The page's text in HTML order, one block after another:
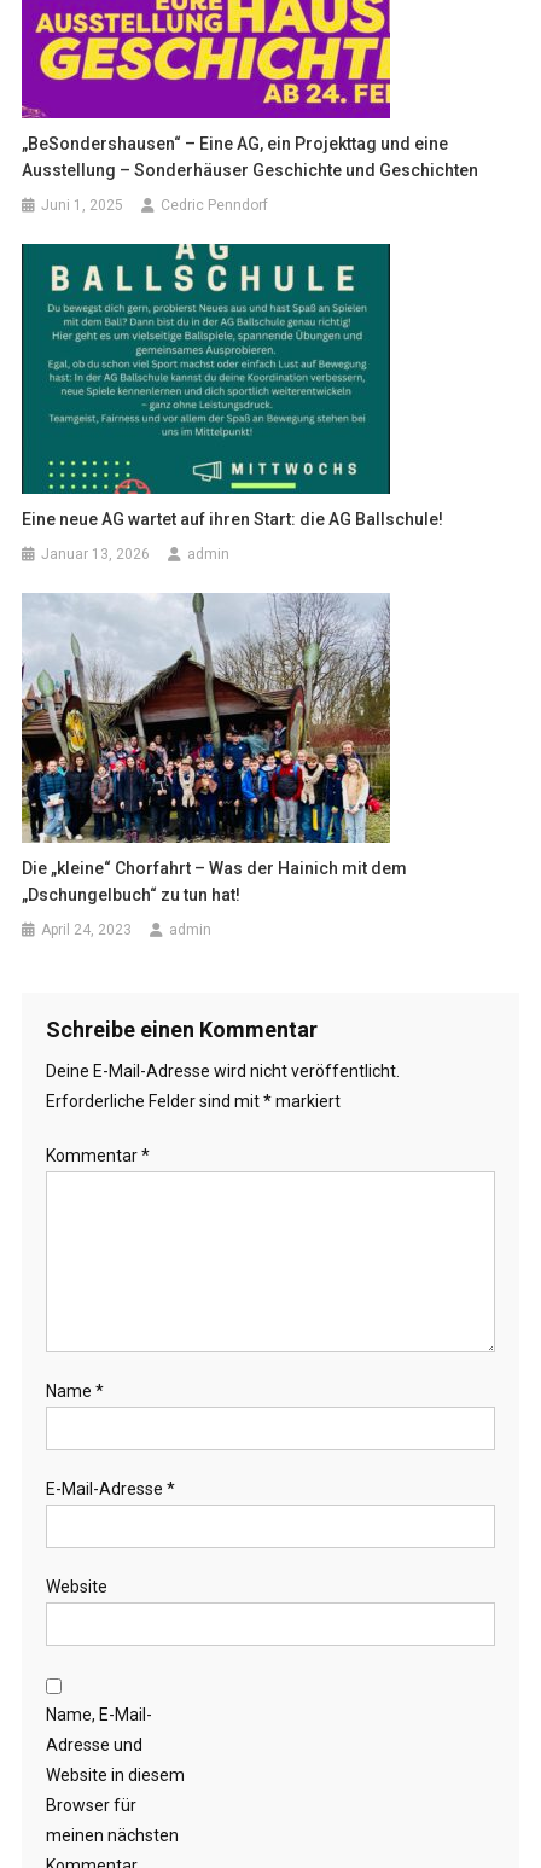
„BeSondershausen“ – Eine AG, ein Projekttag und eine
Ausstellung – Sonderhäuser Geschichte und Geschichten
Juni 1, 2025 Cedric Penndorf
Eine neue AG wartet auf ihren Start: die AG Ballschule!
Januar 13, 2026 admin
Die „kleine“ Chorfahrt – Was der Hainich mit dem
„Dschungelbuch“ zu tun hat!
April 24, 2023 admin
Schreibe einen Kommentar
Deine E-Mail-Adresse wird nicht veröffentlicht.
Erforderliche Felder sind mit*markiert
Kommentar*
Name *
E-Mail-Adresse *
Website
Name, E-Mail-
Adresse und
Website in diesem
Browser für
meinen nächsten